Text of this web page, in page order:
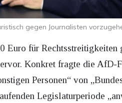
gegen Journalisten
Euro für Rechtsstreitigkeiten
Konkret fragte die AfD-
Personen“ von
Legislaturperiode